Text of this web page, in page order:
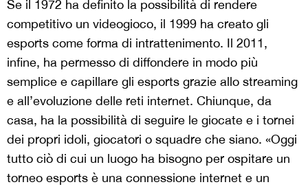
Se il 1972 ha definito la possibilità di rendere
competitivo un videogioco, il 1999 ha creato gli
esports come forma di intrattenimento. Il 2011,
infine, ha permesso di diffondere in modo più
semplice e capillare gli esports grazie allo streaming
e all’evoluzione delle reti internet. Chiunque, da
casa, ha la possibilità di seguire le giocate e i tornei
dei propri idoli, giocatori o squadre che siano. «Oggi
tutto ciò di cui un luogo ha bisogno per ospitare un
torneo esports è una connessione internet e un